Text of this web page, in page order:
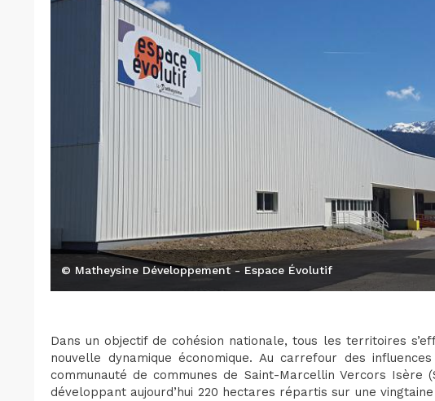
© Matheysine Développement - Espace Évolutif
Dans un objectif de cohésion nationale, tous les territoires
nouvelle dynamique économique. Au carrefour des
communauté de communes de Saint-Marcellin Vercors Isère
développant aujourd’hui 220 hectares répartis sur une